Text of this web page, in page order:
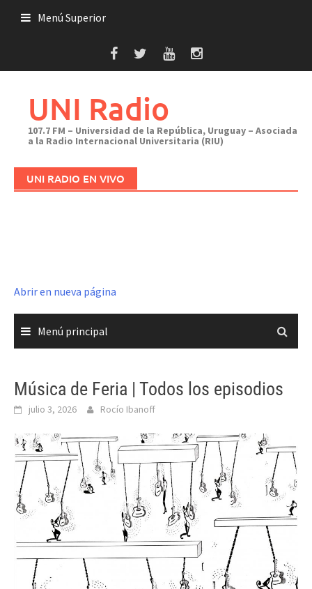
Menú Superior
UNI Radio
107.7 FM – Universidad de la República, Uruguay – Asociada
a la Radio Internacional Universitaria (RIU)
UNI RADIO EN VIVO
Abrir en nueva página
Menú principal
Música de Feria | Todos los episodios
julio 3, 2026 Rocío Ibanoff